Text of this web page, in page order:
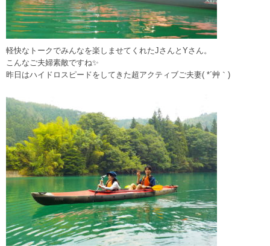
軽快なトークでみんなを楽しませてくれたJさんとYさん。
こんなご夫婦素敵ですね✨
昨日はハイドロスピードをしてきた超アクティブご夫妻( *´艸｀)